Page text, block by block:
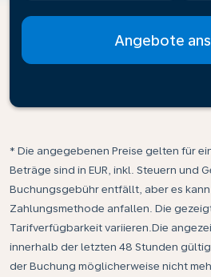
Angebote
* Die angegebenen Preise gelten für
Beträge sind in EUR, inkl. Steuern und
Buchungsgebühr entfällt, aber es
Zahlungsmethode anfallen. Die
Tarifverfügbarkeit variieren.Die
innerhalb der letzten 48 Stunden
der Buchung möglicherweise nicht